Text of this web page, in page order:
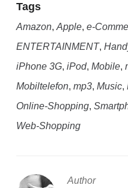
Tags
Amazon, Apple, e-
ENTERTAINMENT,
iPhone 3G, iPod, Mobile,
Mobiltelefon, mp3, Music,
Online-Shopping,
Web-Shopping
Author